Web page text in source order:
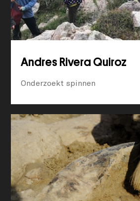
Andres Rivera Quiroz
Onderzoekt spinnen